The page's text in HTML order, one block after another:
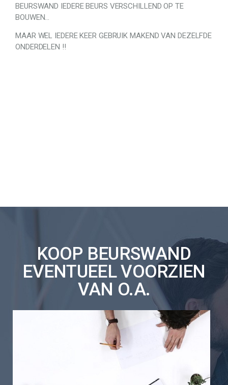
BEURSWAND IEDERE BEURS VERSCHILLEND OP TE
BOUWEN…
MAAR WEL IEDERE KEER GEBRUIK MAKEND VAN DEZELFDE
ONDERDELEN !!
KOOP BEURSWAND
EVENTUEEL VOORZIEN
VAN O.A.